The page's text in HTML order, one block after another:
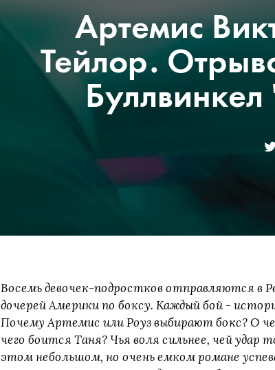
Артемис
Тейлор.
Восемь девочек-подростков отправляются в
дочерей Америки по боксу. Каждый бой ‒
Почему Артемис или Роуз выбирают бокс? О
чего боится Таня? Чья воля сильнее, чей удар
этом небольшом, но очень емком романе